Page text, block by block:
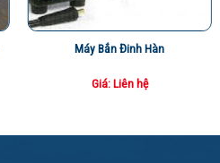
Máy Bắn Đinh Hàn
Giá: Liên hệ